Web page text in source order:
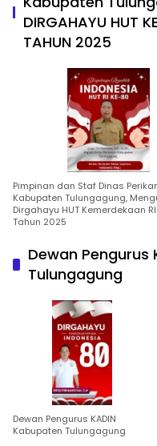
DIRGAHAYU HUT
TAHUN 2025
Pimpinan dan Staf Dinas
Kabupaten Tulungagung,
Dirgahayu HUT Kemerdekaan
Tahun 2025
Dewan Pengurus
Tulungagung
Dewan Pengurus KADIN
Kabupaten Tulungagung